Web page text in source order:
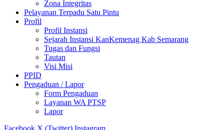
Zona Integritas
Pelayanan Terpadu Satu Pintu
Profil
Profil Instansi
Sejarah Instansi KanKemenag Kab Semarang
Tugas dan Fungsi
Tautan
Visi Misi
PPID
Pengaduan / Lapor
Form Pengaduan
Layanan WA PTSP
Lapor
Facebook X (Twitter) Instagram